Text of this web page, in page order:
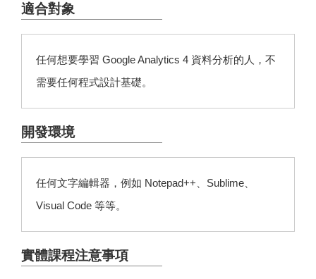
適合對象
任何想要學習 Google Analytics 4 資料分析的人，不
需要任何程式設計基礎。
開發環境
任何文字編輯器，例如 Notepad++、Sublime、
Visual Code 等等。
實體課程注意事項